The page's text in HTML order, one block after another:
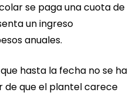
se paga una cuota de
un ingreso
anuales.
hasta la fecha no se ha
de que el plantel carece